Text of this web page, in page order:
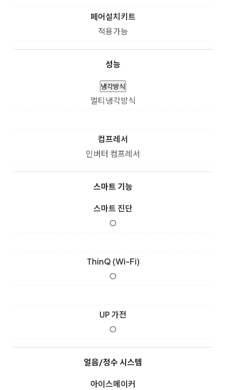
페어설치키트
적용가능
성능
냉각방식
멀티냉각방식
컴프레서
인버터 컴프레서
스마트 기능
스마트 진단
O
ThinQ (Wi-Fi)
O
UP 가전
O
얼음/정수 시스템
아이스메이커